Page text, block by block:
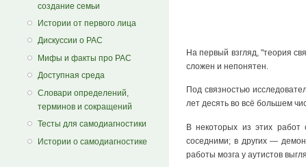
создание семьи
Истории от первого лица
Дискуссии о РАС
Мифы и факты про РАС
Доступная среда
Словари определений,
терминов и сокращений
Тесты для самодиагностики
Истории о самодиагностике
На первый взгляд, "теория
сложен и непонятен.
Под связностью
лет десять во всё большем
В некоторых из этих работ
соседними; в других —
работы мозга у аутистов